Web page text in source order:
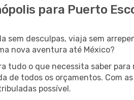
para Puerto
sem desculpas, viaja sem
nova aventura até México?
tudo o que necessita saber
de todos os orçamentos. Com
possível.